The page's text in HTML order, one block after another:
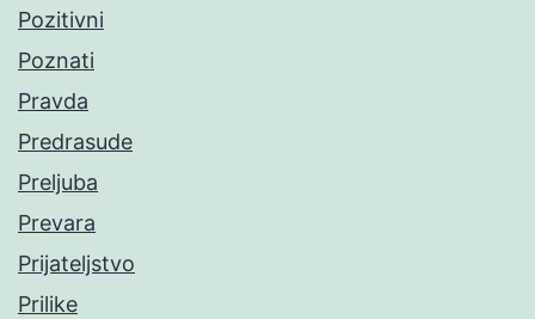
Pozitivni
Poznati
Pravda
Predrasude
Preljuba
Prevara
Prijateljstvo
Prilike